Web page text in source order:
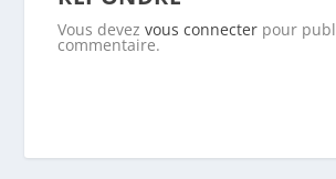
Vous devezvous connecter pour
commentaire.